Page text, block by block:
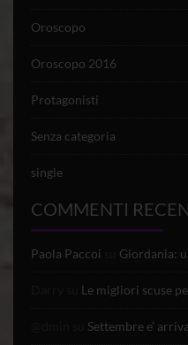
Oroscopo
Oroscopo 2016
Protagonisti
Senza categoria
single
COMMENTI
Paola Paccoi Giordania:
Le migliori scuse
Settembre e’